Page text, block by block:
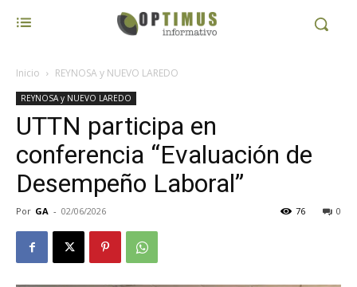
Inicio REYNOSA y NUEVO LAREDO
REYNOSA y NUEVO LAREDO
UTTN participa en
conferencia “Evaluación de
Desempeño Laboral”
Por GA - 02/06/2026 0
76